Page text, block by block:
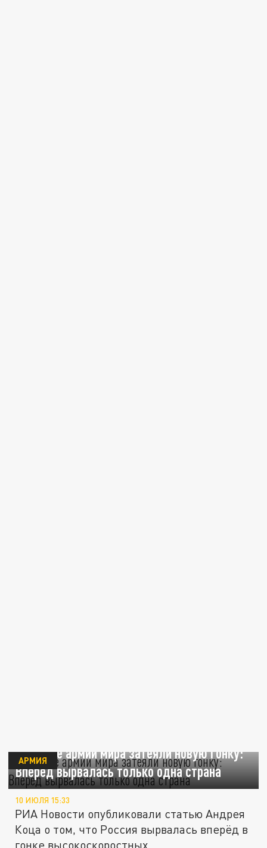
Ведущие армии мира затеяли новую гонку:
Вперёд вырвалась только одна страна
АРМИЯ
10 ИЮЛЯ 15:33
РИА Новости опубликовали статью Андрея
Коца о том, что Россия вырвалась вперёд в
гонке высокоскоростных...